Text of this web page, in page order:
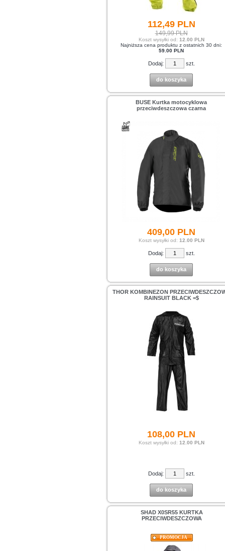
112,49PLN
149,99 PLN
Koszt wysyłki od: 12.00 PLN
Najniższa cena produktu z ostatnich 30 dni:
59.00 PLN
Dodaj: szt.
do koszyka
BUSE Kurtka motocyklowa
przeciwdeszczowa czarna
409,00 PLN
Koszt wysyłki od: 12.00 PLN
Dodaj: szt.
do koszyka
THOR KOMBINEZON
RAINSUIT BLACK =$
108,00 PLN
Koszt wysyłki od: 12.00 PLN
Dodaj: szt.
do koszyka
SHAD X0SR55 KURTKA
PRZECIWDESZCZOWA
PROMOCJA